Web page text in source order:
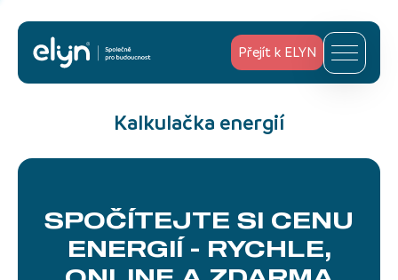
Přejít k ELYN
Kalkulačka energií
SPOČÍTEJTE SI CENU
ENERGIÍ - RYCHLE,